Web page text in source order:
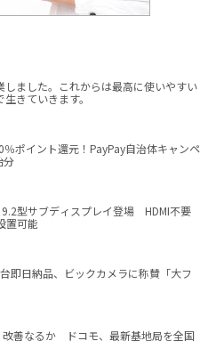
ました。これからは最高に使いやすい
きていきます。
％ポイント還元！PayPay自治体キャンペ
分
9.2型サブディスプレイ登場 HDMI不要
置可能
即日納品、ビックカメラに称賛「大フ
改善なるか ドコモ、最新基地局を全国